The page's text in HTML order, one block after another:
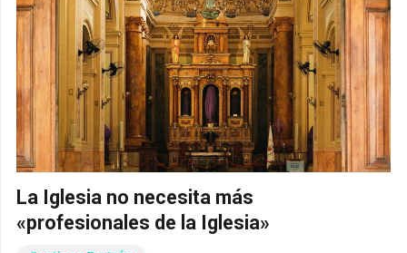
La Iglesia no necesita más
«profesionales de la Iglesia»